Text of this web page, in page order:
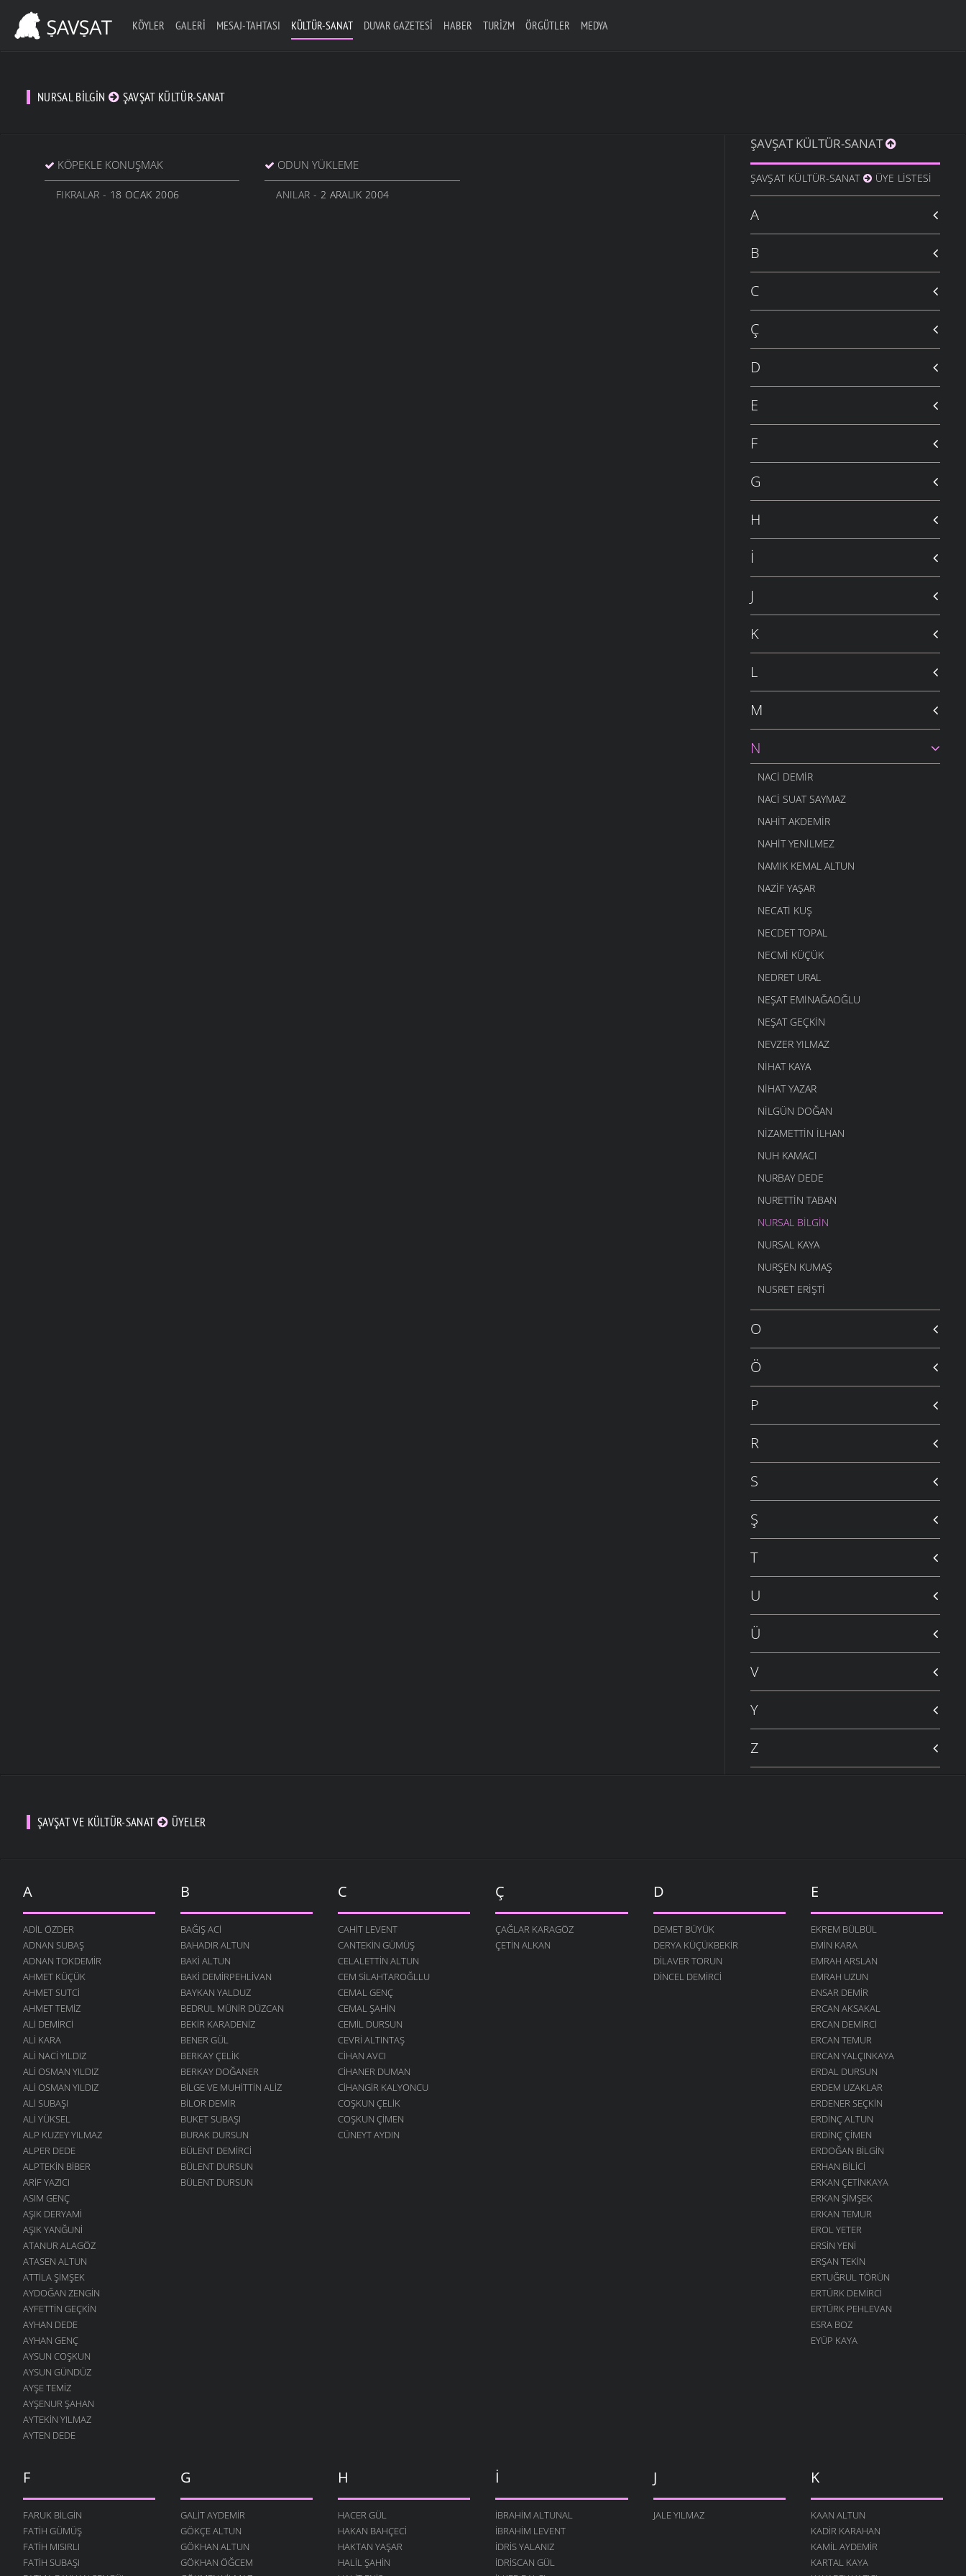
KÖYLER GALERI MESAJ-TAHTASI KÜLTÜR-SANAT DUVAR GAZETESI HABER TURIZM ÖRGÜTLER MEDYA
NURSAL BILGIN ŞAVŞAT KÜLTÜR-SANAT
KÖPEKLE KONUŞMAK
FIKRALAR - 18 OCAK 2006
ODUN YÜKLEME
ANILAR - 2 ARALIK 2004
ŞAVŞAT KÜLTÜR-SANAT
ŞAVŞAT KÜLTÜR-SANAT ÜYE LISTESI
A
B
C
Ç
D
E
F
G
H
İ
J
K
L
M
N
NACI DEMIR
NACI SUAT SAYMAZ
NAHIT AKDEMIR
NAHIT YENILMEZ
NAMIK KEMAL ALTUN
NAZIF YAŞAR
NECATI KUŞ
NECDET TOPAL
NECMI KÜÇÜK
NEDRET URAL
NEŞAT EMINAĞAOĞLU
NEŞAT GEÇKIN
NEVZER YILMAZ
NIHAT KAYA
NIHAT YAZAR
NILGÜN DOĞAN
NIZAMETTIN İLHAN
NUH KAMACI
NURBAY DEDE
NURETTIN TABAN
NURSAL BILGIN
NURSAL KAYA
NURŞEN KUMAŞ
NUSRET ERIŞTI
O
Ö
P
R
S
Ş
T
U
Ü
V
Y
Z
ŞAVŞAT VE KÜLTÜR-SANAT ÜYELER
A
ADIL ÖZDER
ADNAN SUBAŞ
ADNAN TOKDEMIR
AHMET KÜÇÜK
AHMET SUTCI
AHMET TEMIZ
ALI DEMIRCI
ALI KARA
ALI NACI YILDIZ
ALI OSMAN YILDIZ
ALI OSMAN YILDIZ
ALI SUBAŞI
ALI YÜKSEL
ALP KUZEY YILMAZ
ALPER DEDE
ALPTEKIN BIBER
ARIF YAZICI
ASIM GENÇ
AŞIK DERYAMI
AŞIK YANĞUNI
ATANUR ALAGÖZ
ATASEN ALTUN
ATTILA ŞIMŞEK
AYDOĞAN ZENGIN
AYFETTIN GEÇKIN
AYHAN DEDE
AYHAN GENÇ
AYSUN COŞKUN
AYSUN GÜNDÜZ
AYŞE TEMIZ
AYŞENUR ŞAHAN
AYTEKIN YILMAZ
AYTEN DEDE
B
BAĞIŞ ACI
BAHADIR ALTUN
BAKI ALTUN
BAKI DEMIRPEHLIVAN
BAYKAN YALDUZ
BEDRUL MÜNIR DÜZCAN
BEKIR KARADENIZ
BENER GÜL
BERKAY ÇELIK
BERKAY DOĞANER
BILGE VE MUHITTIN ALIZ
BILOR DEMIR
BUKET SUBAŞI
BURAK DURSUN
BÜLENT DEMIRCI
BÜLENT DURSUN
BÜLENT DURSUN
C
CAHIT LEVENT
CANTEKIN GÜMÜŞ
CELALETTIN ALTUN
CEM SILAHTAROĞLLU
CEMAL GENÇ
CEMAL ŞAHIN
CEMIL DURSUN
CEVRI ALTINTAŞ
CIHAN AVCI
CIHANER DUMAN
CIHANGIR KALYONCU
COŞKUN ÇELIK
COŞKUN ÇIMEN
CÜNEYT AYDIN
Ç
ÇAĞLAR KARAGÖZ
ÇETIN ALKAN
D
DEMET BÜYÜK
DERYA KÜÇÜKBEKIR
DILAVER TORUN
DINCEL DEMIRCI
E
EKREM BÜLBÜL
EMIN KARA
EMRAH ARSLAN
EMRAH UZUN
ENSAR DEMIR
ERCAN AKSAKAL
ERCAN DEMIRCI
ERCAN TEMUR
ERCAN YALÇINKAYA
ERDAL DURSUN
ERDEM UZAKLAR
ERDENER SEÇKIN
ERDINÇ ALTUN
ERDINÇ ÇIMEN
ERDOĞAN BILGIN
ERHAN BILICI
ERKAN ÇETINKAYA
ERKAN ŞIMŞEK
ERKAN TEMUR
EROL YETER
ERSIN YENI
ERŞAN TEKIN
ERTUĞRUL TÖRÜN
ERTÜRK DEMIRCI
ERTÜRK PEHLEVAN
ESRA BOZ
EYÜP KAYA
F
FARUK BILGIN
FATIH GÜMÜŞ
FATIH MISIRLI
FATIH SUBAŞI
G
GALIT AYDEMIR
GÖKÇE ALTUN
GÖKHAN ALTUN
GÖKHAN ÖĞCEM
H
HACER GÜL
HAKAN BAHÇECI
HAKTAN YAŞAR
HALIL ŞAHIN
İ
İBRAHIM ALTUNAL
İBRAHIM LEVENT
İDRIS YALANIZ
IDRISCAN GÜL
J
JALE YILMAZ
K
KAAN ALTUN
KADIR KARAHAN
KAMIL AYDEMIR
KARTAL KAYA